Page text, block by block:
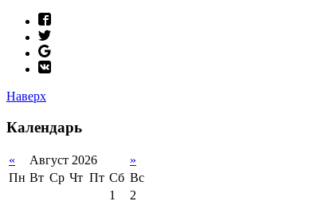
Наверх
Календарь
« Август 2026
»
Пн Вт Ср Чт Пт Сб Вс
1
2